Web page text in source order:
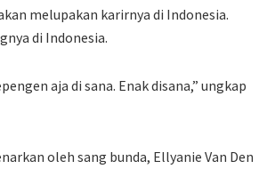
melupakan karirnya di Indonesia.
di Indonesia.
aja di sana. Enak disana,” ungkap
oleh sang bunda, Ellyanie Van Den